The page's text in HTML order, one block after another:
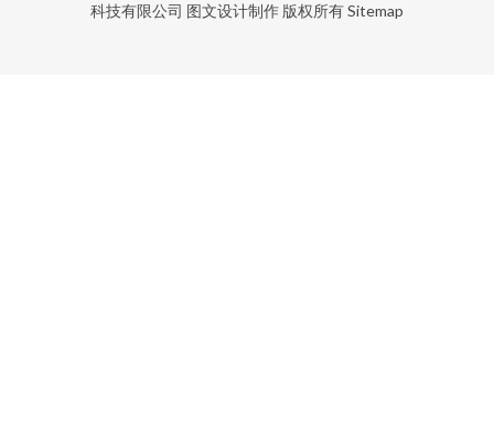
科技有限公司 图文设计制作 版权所有Sitemap